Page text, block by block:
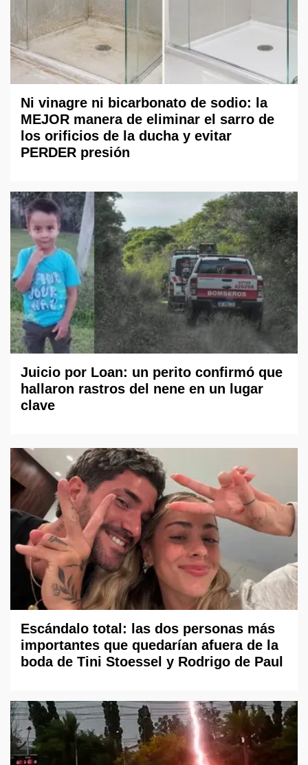
Ni vinagre ni bicarbonato de sodio: la
MEJOR manera de eliminar el sarro de
los orificios de la ducha y evitar
PERDER presión
Juicio por Loan: un perito confirmó que
hallaron rastros del nene en un lugar
clave
Escándalo total: las dos personas más
importantes que quedarían afuera de la
boda de Tini Stoessel y Rodrigo de Paul